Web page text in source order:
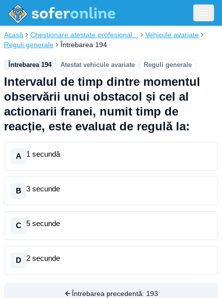
Acasă Chestionare atestate profesional...
Vehicule avariate
Reguli generale
Întrebarea 194
Întrebarea 194 Atestat vehicule avariate Reguli generale
Intervalul de timp dintre momentul
observării unui obstacol și cel al
actionarii franei, numit timp de
reacție, este evaluat de regulă la:
A 1 secundă
B 3 secunde
C 5 secunde
D 2 secunde
Întrebarea precedentă: 193